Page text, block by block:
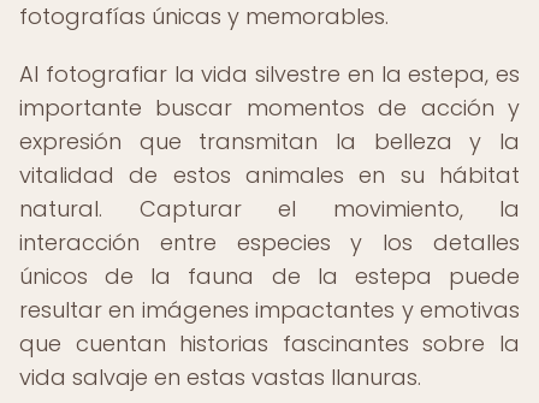
fotografías únicas y memorables.
Al fotografiar la vida silvestre en la estepa, es
importante buscar momentos de acción y
expresión que transmitan la belleza y la
vitalidad de estos animales en su hábitat
natural. Capturar el movimiento, la
interacción entre especies y los detalles
únicos de la fauna de la estepa puede
resultar en imágenes impactantes y emotivas
que cuentan historias fascinantes sobre la
vida salvaje en estas vastas llanuras.